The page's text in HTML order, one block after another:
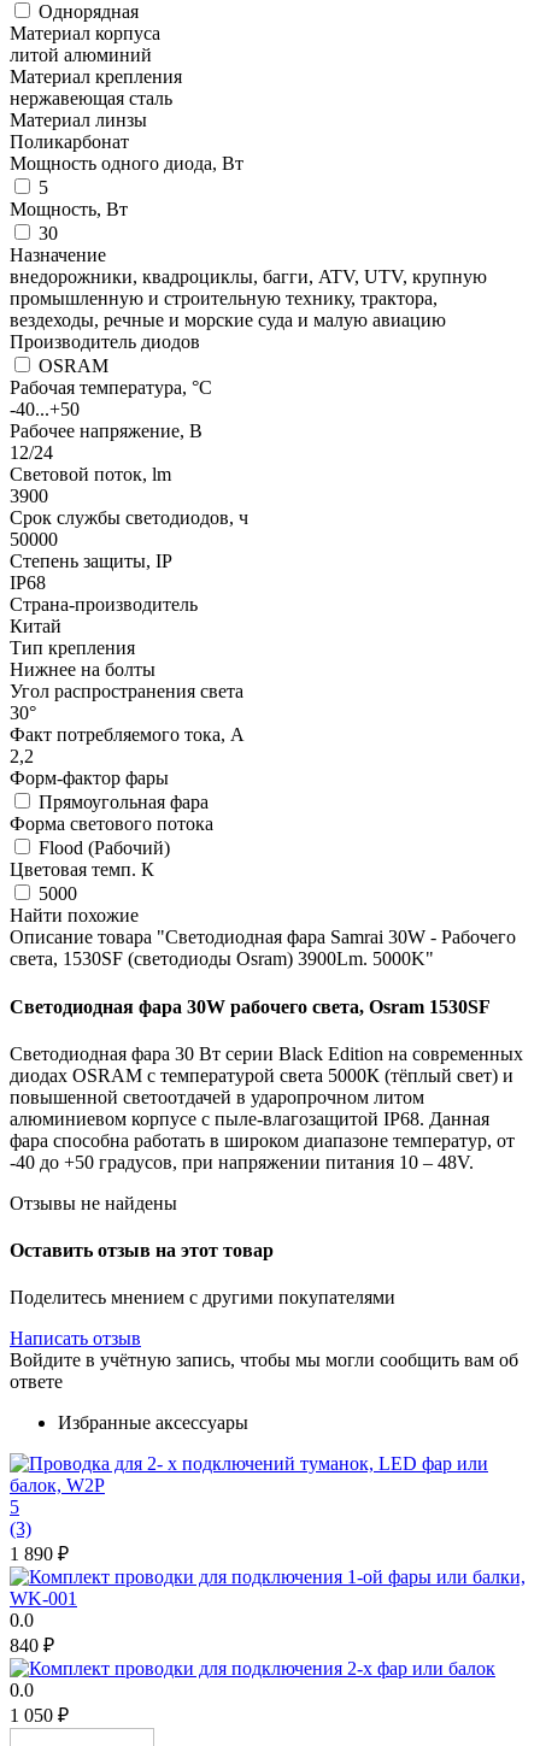
Однорядная
Материал корпуса
литой алюминий
Материал крепления
нержавеющая сталь
Материал линзы
Поликарбонат
Мощность одного диода, Вт
5
Мощность, Вт
30
Назначение
внедорожники, квадроциклы, багги, ATV, UTV, крупную
промышленную и строительную технику, трактора,
вездеходы, речные и морские суда и малую авиацию
Производитель диодов
OSRAM
Рабочая температура, °С
-40...+50
Рабочее напряжение, В
12/24
Световой поток, lm
3900
Срок службы светодиодов, ч
50000
Степень защиты, IP
IP68
Страна-производитель
Китай
Тип крепления
Нижнее на болты
Угол распространения света
30°
Факт потребляемого тока, А
2,2
Форм-фактор фары
Прямоугольная фара
Форма светового потока
Flood (Рабочий)
Цветовая темп. К
5000
Найти похожие
Описание товара "Светодиодная фара Samrai 30W - Рабочего
света, 1530SF (светодиоды Osram) 3900Lm. 5000K"
Светодиодная фара 30W рабочего света, Osram 1530SF
Светодиодная фара 30 Вт серии Black Edition на современных
диодах OSRAM с температурой света 5000К (тёплый свет) и
повышенной светоотдачей в ударопрочном литом
алюминиевом корпусе с пыле-влагозащитой IP68. Данная
фара способна работать в широком диапазоне температур, от
-40 до +50 градусов, при напряжении питания 10 – 48V.
Отзывы не найдены
Оставить отзыв на этот товар
Поделитесь мнением с другими покупателями
Написать отзыв
Войдите в учётную запись, чтобы мы могли сообщить вам об
ответе
Избранные аксессуары
5
(3)
1 890 ₽
0.0
‍840‍ ₽
0.0
1 050 ₽